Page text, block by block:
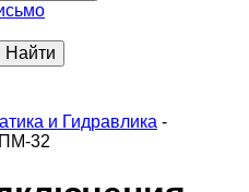
Найти
и Гидравлика -
ПМ-32